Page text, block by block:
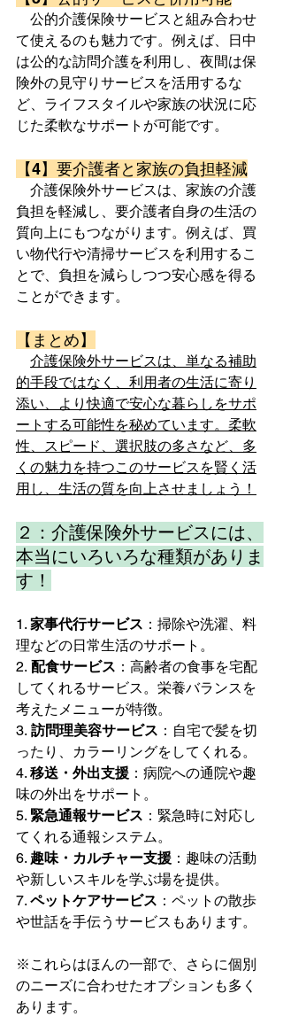
公的介護保険サービスと組み合わせ
て使えるのも魅力です。例えば、日中
は公的な訪問介護を利用し、夜間は保
険外の見守りサービスを活用するな
ど、ライフスタイルや家族の状況に応
じた柔軟なサポートが可能です。
【4】要介護者と家族の負担軽減
介護保険外サービスは、家族の介護
負担を軽減し、要介護者自身の生活の
質向上にもつながります。例えば、買
い物代行や清掃サービスを利用するこ
とで、負担を減らしつつ安心感を得る
ことができます。
【まとめ】
介護保険外サービスは、単なる補助
的手段ではなく、利用者の生活に寄り
添い、より快適で安心な暮らしをサポ
ートする可能性を秘めています。柔軟
性、スピード、選択肢の多さなど、多
くの魅力を持つこのサービスを賢く活
用し、生活の質を向上させましょう！
２：介護保険外サービスには、
本当にいろいろな種類がありま
す！
1. 家事代行サービス ：掃除や洗濯、料
理などの日常生活のサポート。
2. 配食サービス ：高齢者の食事を宅配
してくれるサービス。栄養バランスを
考えたメニューが特徴。
3. 訪問理美容サービス ：自宅で髪を切
ったり、カラーリングをしてくれる。
4. 移送・外出支援 ：病院への通院や趣
味の外出をサポート。
5. 緊急通報サービス ：緊急時に対応し
てくれる通報システム。
6. 趣味・カルチャー支援 ：趣味の活動
や新しいスキルを学ぶ場を提供。
7. ペットケアサービス ：ペットの散歩
や世話を手伝うサービスもあります。
※これらはほんの一部で、さらに個別
のニーズに合わせたオプションも多く
あります。